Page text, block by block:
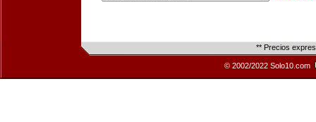
** Precios
© 2002/2022 Solo10.com